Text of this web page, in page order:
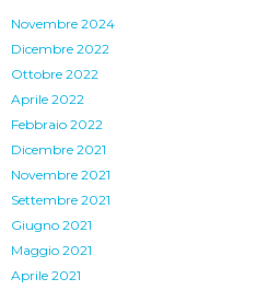
Novembre 2024
Dicembre 2022
Ottobre 2022
Aprile 2022
Febbraio 2022
Dicembre 2021
Novembre 2021
Settembre 2021
Giugno 2021
Maggio 2021
Aprile 2021